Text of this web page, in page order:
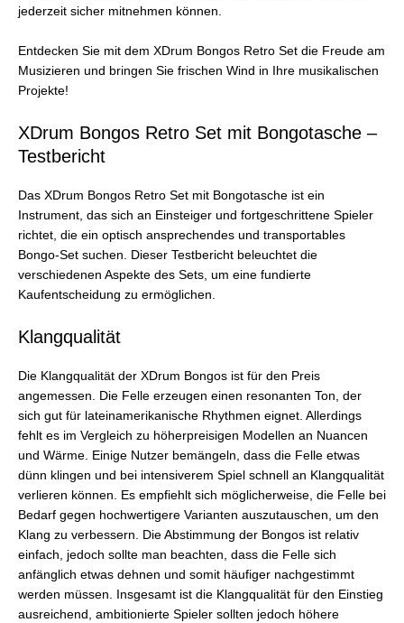
jederzeit sicher mitnehmen können.
Entdecken Sie mit dem XDrum Bongos Retro Set die Freude am
Musizieren und bringen Sie frischen Wind in Ihre musikalischen
Projekte!
XDrum Bongos Retro Set mit Bongotasche –
Testbericht
Das XDrum Bongos Retro Set mit Bongotasche ist ein
Instrument, das sich an Einsteiger und fortgeschrittene Spieler
richtet, die ein optisch ansprechendes und transportables
Bongo-Set suchen. Dieser Testbericht beleuchtet die
verschiedenen Aspekte des Sets, um eine fundierte
Kaufentscheidung zu ermöglichen.
Klangqualität
Die Klangqualität der XDrum Bongos ist für den Preis
angemessen. Die Felle erzeugen einen resonanten Ton, der
sich gut für lateinamerikanische Rhythmen eignet. Allerdings
fehlt es im Vergleich zu höherpreisigen Modellen an Nuancen
und Wärme. Einige Nutzer bemängeln, dass die Felle etwas
dünn klingen und bei intensiverem Spiel schnell an Klangqualität
verlieren können. Es empfiehlt sich möglicherweise, die Felle bei
Bedarf gegen hochwertigere Varianten auszutauschen, um den
Klang zu verbessern. Die Abstimmung der Bongos ist relativ
einfach, jedoch sollte man beachten, dass die Felle sich
anfänglich etwas dehnen und somit häufiger nachgestimmt
werden müssen. Insgesamt ist die Klangqualität für den Einstieg
ausreichend, ambitionierte Spieler sollten jedoch höhere